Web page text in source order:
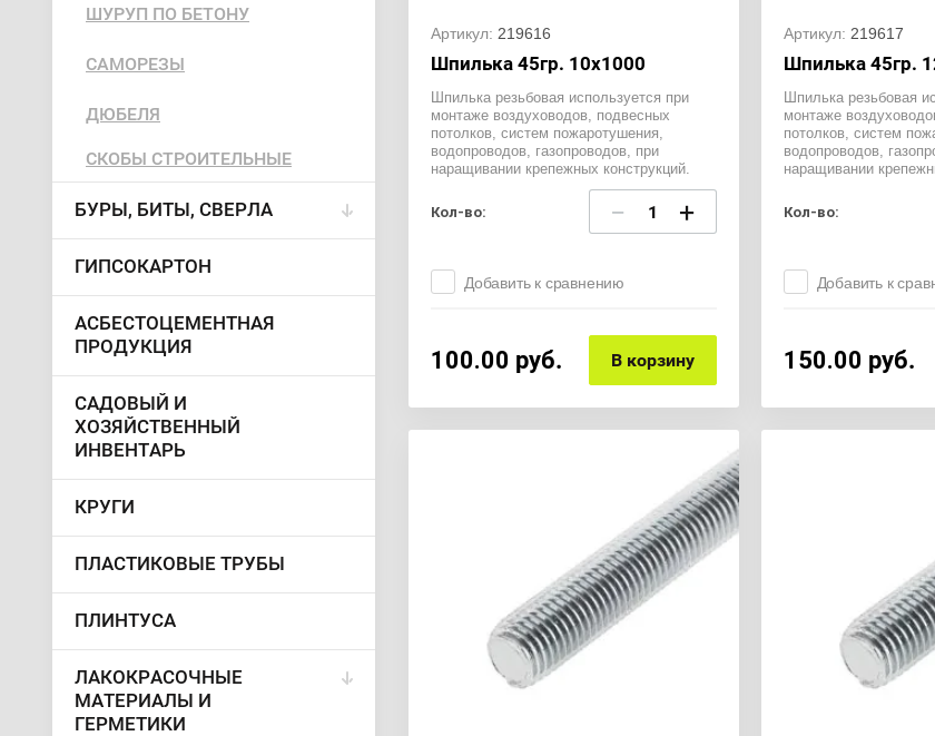
ШУРУП ПО БЕТОНУ
САМОРЕЗЫ
ДЮБЕЛЯ
СКОБЫ СТРОИТЕЛЬНЫЕ
БУРЫ, БИТЫ, СВЕРЛА
ГИПСОКАРТОН
АСБЕСТОЦЕМЕНТНАЯ
ПРОДУКЦИЯ
САДОВЫЙ И
ХОЗЯЙСТВЕННЫЙ
ИНВЕНТАРЬ
КРУГИ
ПЛАСТИКОВЫЕ ТРУБЫ
ПЛИНТУСА
ЛАКОКРАСОЧНЫЕ
МАТЕРИАЛЫ И
ГЕРМЕТИКИ
Артикул: 219616
Шпилька 45гр. 10х1000
Шпилька резьбовая используется при
монтаже воздуховодов, подвесных
потолков, систем пожаротушения,
водопроводов, газопроводов, при
наращивании крепежных конструкций.
Кол-во: − +
Добавить к сравнению
100.00 руб. В корзину
Артикул: 219617
Шпилька 45гр.
Шпилька резьбовая
монтаже
потолков, систем
водопроводов,
наращивании
Кол-во:
Добавить к
150.00 руб.